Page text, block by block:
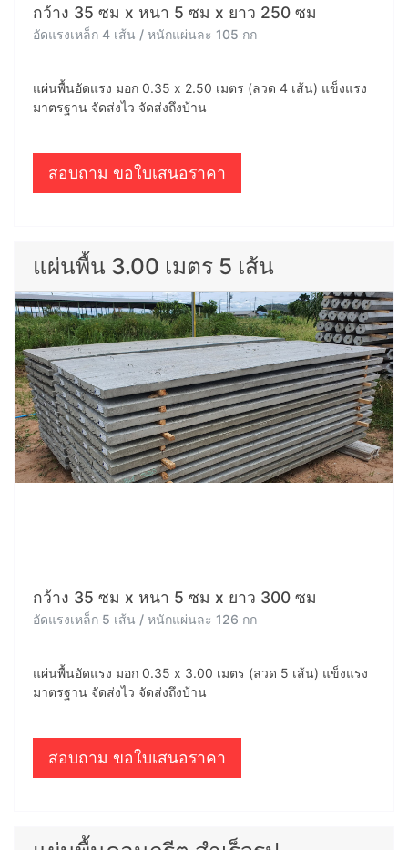
กว้าง 35 ซม x หนา 5 ซม x ยาว 250 ซม
อัดแรงเหล็ก 4 เส้น / หนักแผ่นละ 105 กก
แผ่นพื้นอัดแรง มอก 0.35 x 2.50 เมตร (ลวด 4 เส้น) แข็งแรง
มาตรฐาน จัดส่งไว จัดส่งถึงบ้าน
สอบถาม ขอใบเสนอราคา
แผ่นพื้น 3.00 เมตร 5 เส้น
กว้าง 35 ซม x หนา 5 ซม x ยาว 300 ซม
อัดแรงเหล็ก 5 เส้น / หนักแผ่นละ 126 กก
แผ่นพื้นอัดแรง มอก 0.35 x 3.00 เมตร (ลวด 5 เส้น) แข็งแรง
มาตรฐาน จัดส่งไว จัดส่งถึงบ้าน
สอบถาม ขอใบเสนอราคา